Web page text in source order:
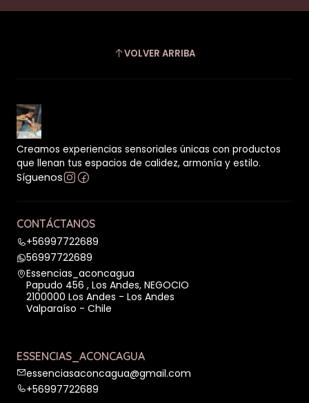
VOLVER ARRIBA
Creamos experiencias sensoriales únicas con productos
que llenan tus espacios de calidez, armonía y estilo.
Síguenos
CONTÁCTANOS
+56997722689
56997722689
Essencias_aconcagua
Papudo 456 , Los Andes, NEGOCIO
2100000 Los Andes - Los Andes
Valparaíso - Chile
ESSENCIAS_ACONCAGUA
essenciasaconcagua@gmail.com
+56997722689